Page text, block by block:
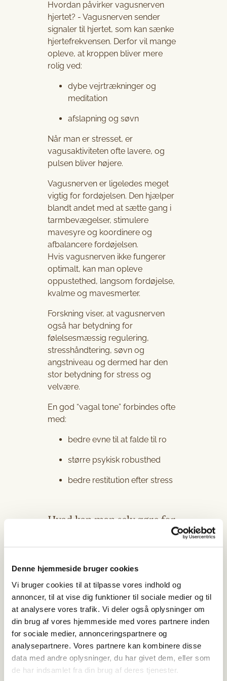
Denne hjemmeside bruger cookies
Vi bruger cookies til at tilpasse vores indhold og
annoncer, til at vise dig funktioner til sociale medier og til
at analysere vores trafik. Vi deler også oplysninger om
din brug af vores hjemmeside med vores partnere inden
for sociale medier, annonceringspartnere og
analysepartnere. Vores partnere kan kombinere disse
data med andre oplysninger, du har givet dem, eller som
de har indsamlet fra din brug af deres tjenester.
Hvordan påvirker vagusnerven
hjertet? - Vagusnerven sender
signaler til hjertet, som kan sænke
hjertefrekvensen. Derfor vil mange
opleve, at kroppen bliver mere
rolig ved:
dybe vejrtrækninger og
meditation
afslapning og søvn
Når man er stresset, er
vagusaktiviteten ofte lavere, og
pulsen bliver højere.
Vagusnerven er ligeledes meget
vigtig for fordøjelsen. Den hjælper
blandt andet med at sætte gang i
tarmbevægelser, stimulere
mavesyre og koordinere og
afbalancere fordøjelsen.
Hvis vagusnerven ikke fungerer
optimalt, kan man opleve
oppustethed, langsom fordøjelse,
kvalme og mavesmerter.
Forskning viser, at vagusnerven
også har betydning for
følelsesmæssig regulering,
stresshåndtering, søvn og
angstniveau og dermed har den
stor betydning for stress og
velvære.
En god “vagal tone” forbindes ofte
med:
bedre evne til at falde til ro
større psykisk robusthed
bedre restitution efter stress
Hvad kan man selv gøre for
Der findes flere naturlige
vagusnerven på: Langsom
vejrtrækning med dybe og
rolige indtag er en af de mest
effektive metoder
Sang og nynnen sætter gang
i vibrationer i halsen som
stimulerer nerven
Meditation og mindfulness